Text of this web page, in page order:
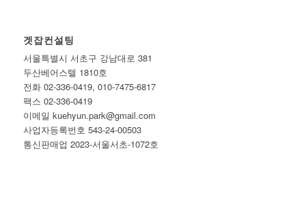
겟잡컨설팅
서울특별시 서초구 강남대로 381
두산베어스텔 1810호
전화 02-336-0419, 010-7475-6817
팩스 02-336-0419
이메일 kuehyun.park@gmail.com
사업자등록번호 543-24-00503
통신판매업 2023-서울서초-1072호